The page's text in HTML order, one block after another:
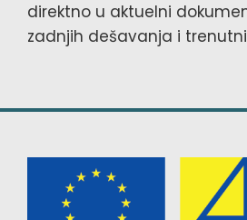
direktno u aktuelni
zadnjih dešavanja i